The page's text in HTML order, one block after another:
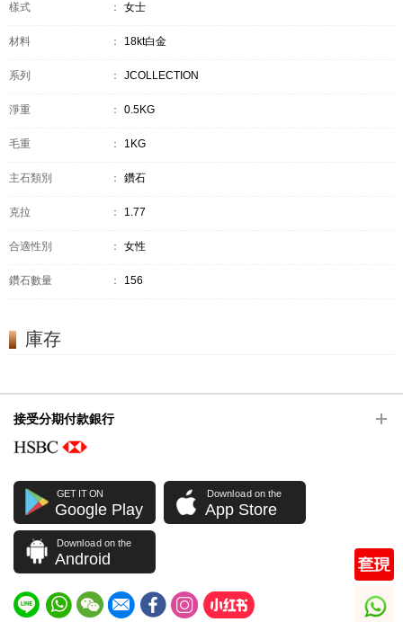
樣式 ： 女士
材料 ： 18kt白金
系列 ： JCOLLECTION
淨重 ： 0.5KG
毛重 ： 1KG
主石類別 ： 鑽石
克拉 ： 1.77
合適性別 ： 女性
鑽石數量 ： 156
庫存
接受分期付款銀行
GET IT ON
Google Play
Download on the
App Store
Download on the
Android